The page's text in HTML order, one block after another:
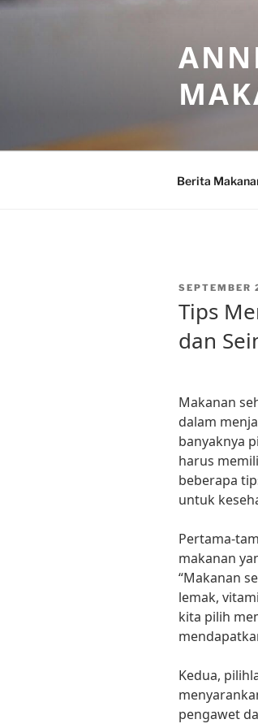
Skip
Berita
POSTED
SEPTEMBER
Tips
dan
Makanan
dalam
banyaknya
harus
beberapa
untuk
Pertama-
makanan
“Makanan
lemak,
kita pilih
Kedua,
pengawet